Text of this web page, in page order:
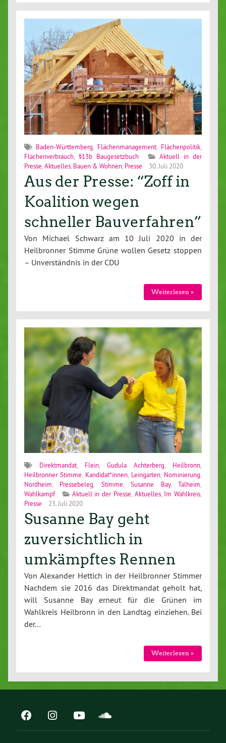
Baden-Württemberg, Flächenmanagement, Flächenpolitik,
Flächenverbrauch,§13b Baugesetzbuch
Aktuell in der
Presse,Aktuelles, Bauen & Wohnen, Presse 30. Juli 2020
Aus der Presse: “Zoff in
Koalition wegen
schneller Bauverfahren”
Von Michael Schwarz am 10 Juli 2020 in der
Heilbronner Stimme Grüne wollen Gesetz stoppen
– Unverständnis in der CDU
Weiterlesen »
Direktmandat Flein Gudula Achterberg Heilbronn
Heilbronner Stimme Kandidat*innen Leingarten Nominierung
Nordheim
Pressebeleg Stimme ,Susanne Bay,Talheim
Wahlkampf
Aktuell in der Presse Aktuelles, Im Wahlkreis
Presse
23. Juli 2020
Susanne Bay geht
zuversichtlich in
umkämpftes Rennen
Von Alexander Hettich in der Heilbronner Stimmer
Nachdem sie 2016 das Direktmandat geholt hat,
will Susanne Bay erneut für die Grünen im
Wahlkreis Heilbronn in den Landtag einziehen. Bei
der…
Weiterlesen »